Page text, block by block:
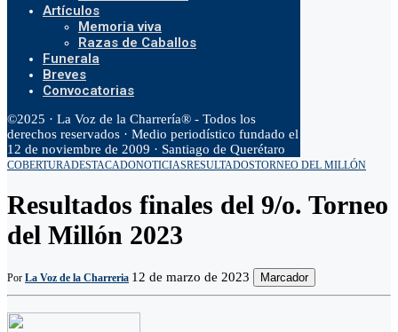
Artículos
Memoria viva
Razas de Caballos
Funerala
Breves
Convocatorias
©2025 · La Voz de la Charrería® - Todos los
derechos reservados · Medio periodístico fundado el
12 de noviembre de 2009 · Santiago de Querétaro
COBERTURADESTACADONOTICIASRESULTADOSTORNEO DEL MILLÓN
Resultados finales del 9/o. Torneo
del Millón 2023
Por La Voz de la Charreria 12 de marzo de 2023 Marcador